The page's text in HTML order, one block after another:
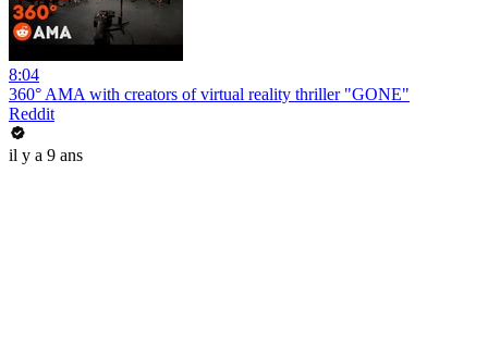
8:04
360° AMA with creators of virtual reality thriller "GONE"
Reddit
il y a 9 ans